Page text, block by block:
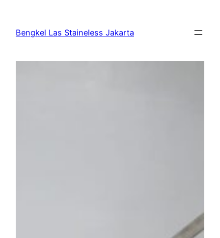
Bengkel Las Staineless Jakarta